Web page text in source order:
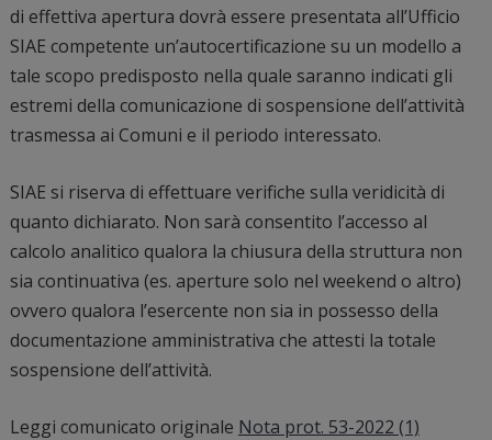
di effettiva apertura dovrà essere presentata all’Ufficio
SIAE competente un’autocertificazione su un modello a
tale scopo predisposto nella quale saranno indicati gli
estremi della comunicazione di sospensione dell’attività
trasmessa ai Comuni e il periodo interessato.
SIAE si riserva di effettuare verifiche sulla veridicità di
quanto dichiarato. Non sarà consentito l’accesso al
calcolo analitico qualora la chiusura della struttura non
sia continuativa (es. aperture solo nel weekend o altro)
ovvero qualora l’esercente non sia in possesso della
documentazione amministrativa che attesti la totale
sospensione dell’attività.
Leggi comunicato originale Nota prot. 53-2022 (1)